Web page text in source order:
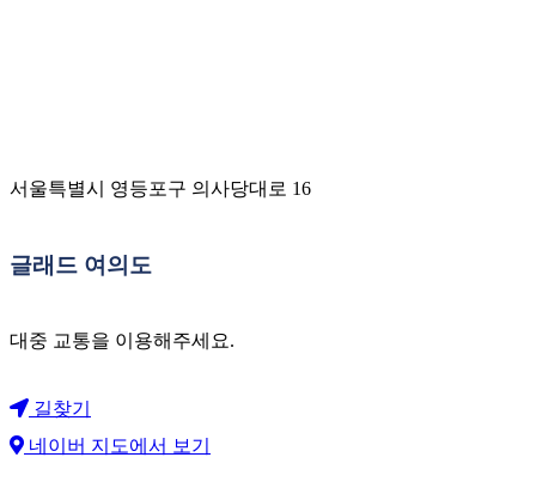
서울특별시 영등포구 의사당대로 16
글래드 여의도
대중 교통을 이용해주세요.
길찾기
네이버 지도에서 보기